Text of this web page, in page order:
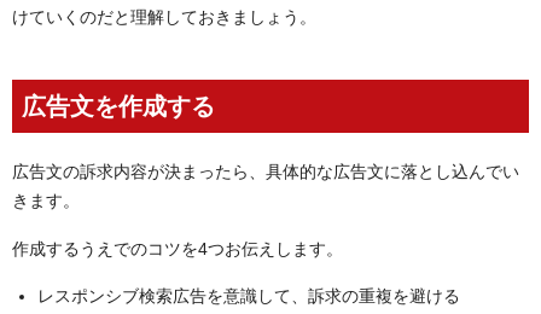
けていくのだと理解しておきましょう。
広告文を作成する
広告文の訴求内容が決まったら、具体的な広告文に落とし込んでい
きます。
作成するうえでのコツを4つお伝えします。
レスポンシブ検索広告を意識して、訴求の重複を避ける